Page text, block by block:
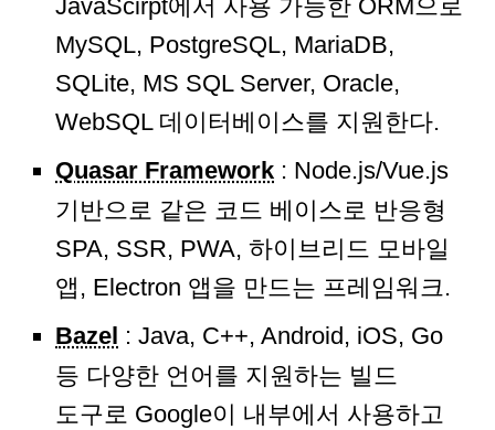
JavaScirpt에서 사용 가능한 ORM으로
MySQL, PostgreSQL, MariaDB,
SQLite, MS SQL Server, Oracle,
WebSQL 데이터베이스를 지원한다.
Quasar Framework : Node.js/Vue.js
기반으로 같은 코드 베이스로 반응형
SPA, SSR, PWA, 하이브리드 모바일
앱, Electron 앱을 만드는 프레임워크.
Bazel : Java, C++, Android, iOS, Go
등 다양한 언어를 지원하는 빌드
도구로 Google이 내부에서 사용하고